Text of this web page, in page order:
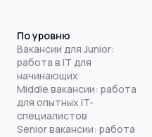
По уровню
Вакансии для Junior:
работа в IT для
начинающих
Middle вакансии: работа
для опытных IT-
специалистов
Senior вакансии: работа